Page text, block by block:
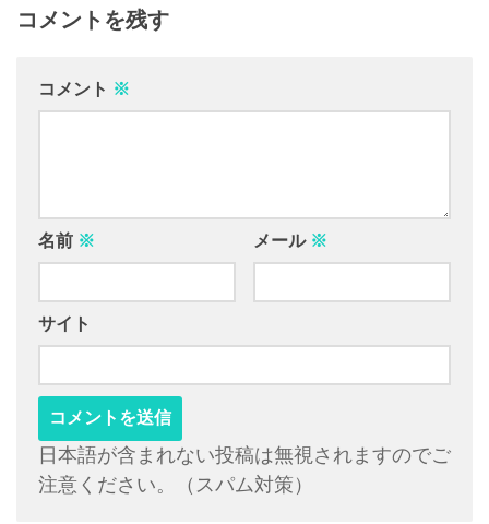
コメントを残す
コメント ※
名前 ※ メール ※
サイト
日本語が含まれない投稿は無視されますのでご
注意ください。（スパム対策）